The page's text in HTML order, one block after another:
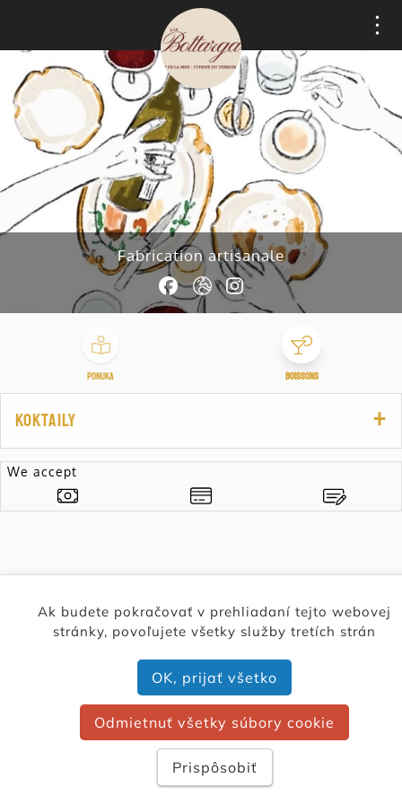
Fabrication artisanale
Ponuka Boissons
Koktaily
We accept
Menu generated byWhatisEAT
Panel riadenia súborov cookie
Ak budete pokračovať v prehliadaní tejto webovej
stránky, povoľujete všetky služby tretích strán
OK, prijať všetko
Odmietnuť všetky súbory cookie
Prispôsobiť